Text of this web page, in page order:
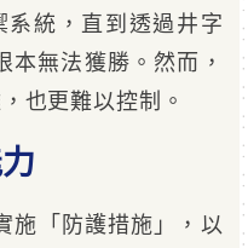
系統，直到透過井字
無法獲勝。然而，
也更難以控制。
施「防護措施」，以